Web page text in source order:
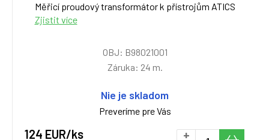
Měřicí proudový transformátor k přístrojům ATICS
Zjistit více
OBJ: B98021001
Záruka: 24 m.
Nie je skladom
Preveríme pre Vás
124 EUR/ks
+